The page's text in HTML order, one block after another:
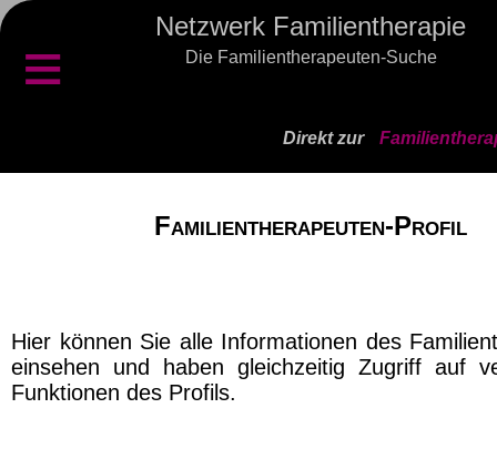
Netzwerk Familientherapie
Die Familientherapeuten-Suche
≡
Direkt zur
Familientherapeuten-Profil
Hier können Sie alle Informationen des
einsehen und haben gleichzeitig Zugriff auf
Funktionen des Profils.